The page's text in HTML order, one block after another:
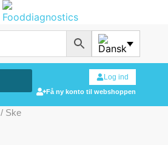
Log ind
Få ny konto til webshoppen
/ Ske